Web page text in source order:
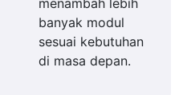
menambah lebih
banyak modul
sesuai kebutuhan
di masa depan.